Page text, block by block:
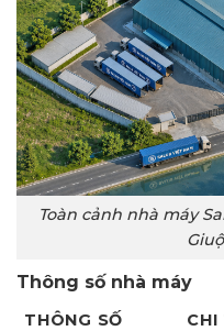
Toàn cảnh nhà máy
Thông số nhà máy
THÔNG SỐ
CHI